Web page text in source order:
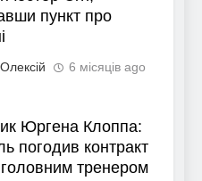
пункт про
6 місяців ago
Юргена Клоппа:
погодив контракт
тренером